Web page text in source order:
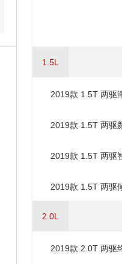
1.5L
2019款 1.5T 两驱
2019款 1.5T 两驱
2019款 1.5T 两驱
2019款 1.5T 两驱
2.0L
2019款 2.0T 两驱